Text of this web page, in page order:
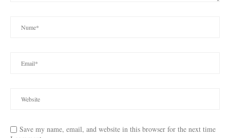
Save my name, email, and website in this browser for the next time